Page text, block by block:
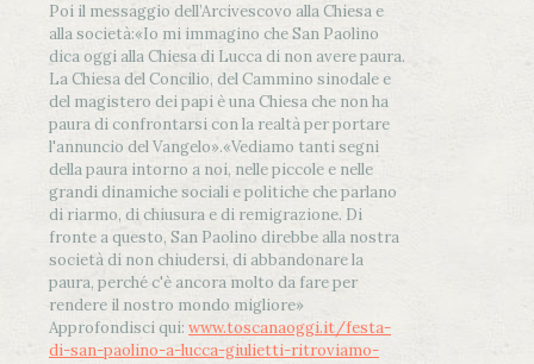
Poi il messaggio dell’Arcivescovo alla Chiesa e
alla società:«Io mi immagino che San Paolino
dica oggi alla Chiesa di Lucca di non avere paura.
La Chiesa del Concilio, del Cammino sinodale e
del magistero dei papi è una Chiesa che non ha
paura di confrontarsi con la realtà per portare
l'annuncio del Vangelo».«Vediamo tanti segni
della paura intorno a noi, nelle piccole e nelle
grandi dinamiche sociali e politiche che parlano
di riarmo, di chiusura e di remigrazione. Di
fronte a questo, San Paolino direbbe alla nostra
società di non chiudersi, di abbandonare la
paura, perché c'è ancora molto da fare per
rendere il nostro mondo migliore»
Approfondisci qui: www.toscanaoggi.it/festa-
di-san-paolino-a-lucca-giulietti-ritroviamo-